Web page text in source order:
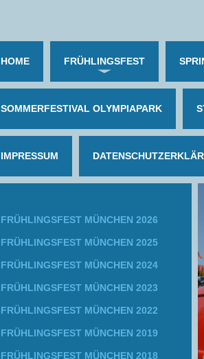
HOME FRÜHLINGSFEST
SOMMERFESTIVAL OLYMPIAPARK
IMPRESSUM
FRÜHLINGSFEST MÜNCHEN 2026
FRÜHLINGSFEST MÜNCHEN 2025
FRÜHLINGSFEST MÜNCHEN 2024
FRÜHLINGSFEST MÜNCHEN 2023
FRÜHLINGSFEST MÜNCHEN 2022
FRÜHLINGSFEST MÜNCHEN 2019
FRÜHLINGSFEST MÜNCHEN 2018